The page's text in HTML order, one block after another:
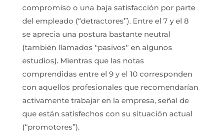
compromiso o una baja satisfacción por parte
del empleado (“detractores”). Entre el 7 y el 8
se aprecia una postura bastante neutral
(también llamados “pasivos” en algunos
estudios). Mientras que las notas
comprendidas entre el 9 y el 10 corresponden
con aquellos profesionales que recomendarían
activamente trabajar en la empresa, señal de
que están satisfechos con su situación actual
(“promotores”).